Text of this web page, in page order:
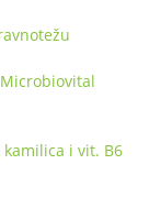
i vit. B6